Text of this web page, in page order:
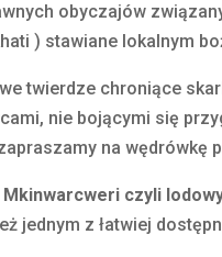
obyczajów
) stawiane lokalnym
twierdze chroniące
nie bojącymi się
na wędrówkę
Mkinwarcweri czyli
jednym z łatwiej